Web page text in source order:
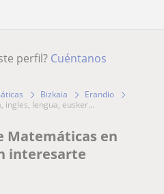
perfil? Cuéntanos
Bizkaia
Erandio
ingles, lengua, eusker...
Matemáticas en
interesarte